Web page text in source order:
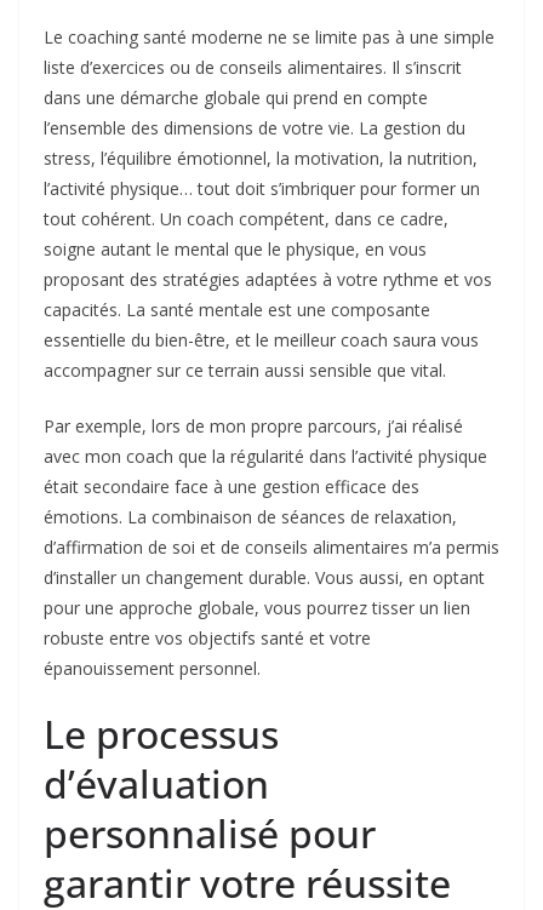
Le coaching santé moderne ne se limite pas à une simple
liste d’exercices ou de conseils alimentaires. Il s’inscrit
dans une démarche globale qui prend en compte
l’ensemble des dimensions de votre vie. La gestion du
stress, l’équilibre émotionnel, la motivation, la nutrition,
l’activité physique… tout doit s’imbriquer pour former un
tout cohérent. Un coach compétent, dans ce cadre,
soigne autant le mental que le physique, en vous
proposant des stratégies adaptées à votre rythme et vos
capacités. La santé mentale est une composante
essentielle du bien-être, et le meilleur coach saura vous
accompagner sur ce terrain aussi sensible que vital.
Par exemple, lors de mon propre parcours, j’ai réalisé
avec mon coach que la régularité dans l’activité physique
était secondaire face à une gestion efficace des
émotions. La combinaison de séances de relaxation,
d’affirmation de soi et de conseils alimentaires m’a permis
d’installer un changement durable. Vous aussi, en optant
pour une approche globale, vous pourrez tisser un lien
robuste entre vos objectifs santé et votre
épanouissement personnel.
Le processus
d’évaluation
personnalisé pour
garantir votre réussite